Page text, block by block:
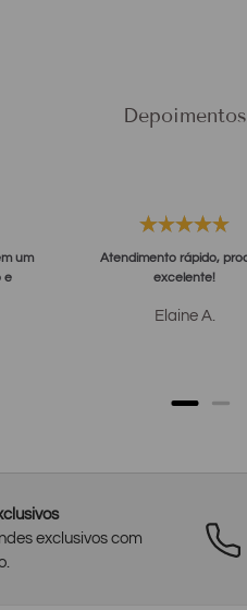
Depoimentos
um
e
Atendimento rápido, produto
excelente!
Elaine A.
exclusivos com